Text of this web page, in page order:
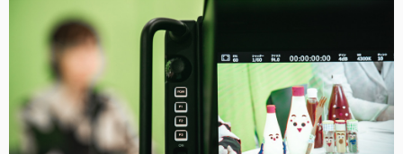
China
Finland
France